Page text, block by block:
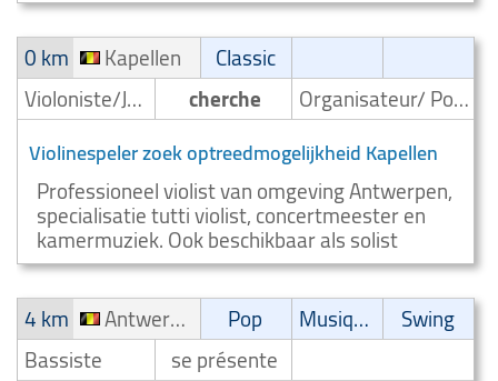
0 km
Kapellen
Classic
Violoniste/Joueur de violon
cherche Organisateur/ Possibilité d'entrée en scène
Violinespeler zoek optreedmogelijkheid Kapellen
Professioneel violist van omgeving Antwerpen,
specialisatie tutti violist, concertmeester en
kamermuziek. Ook beschikbaar als solist
4 km
Antwerpen Ekeren Pop Musique latine
Swing
Bassiste
se présente